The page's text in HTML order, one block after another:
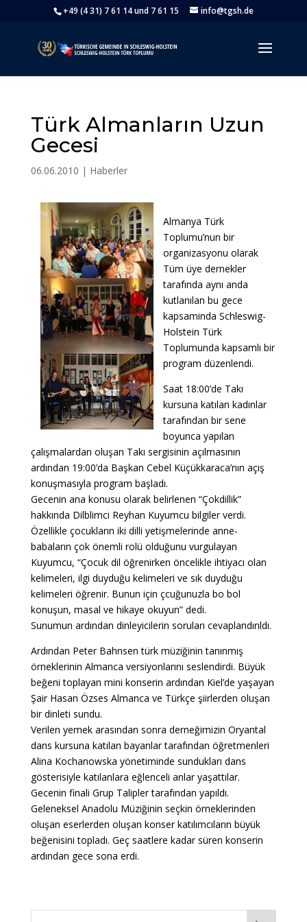
+49 (4 31) 7 61 14 und 7 61 15 info@tgsh.de
Türk Almanların Uzun
Gecesi
06.06.2010 | Haberler
Almanya Türk
Toplumu’nun bir
organizasyonu olarak
Tüm üye dernekler
tarafında aynı anda
kutlanılan bu gece
kapsaminda Schleswig-
Holstein Türk
Toplumunda kapsamlı bir
program düzenlendi.
Saat 18:00’de Takı
kursuna katılan kadınlar
tarafından bir sene
boyunca yapılan
çalışmalardan oluşan Takı sergisinin açılmasının
ardından 19:00’da Başkan Cebel Küçükkaraca’nın açış
konuşmasıyla program başladı.
Gecenin ana konusu olarak belirlenen “Çokdillik”
hakkında Dilblimci Reyhan Kuyumcu bilgiler verdi.
Özellikle çocukların iki dilli yetişmelerinde anne-
babaların çok önemli rolü olduğunu vurgulayan
Kuyumcu, “Çocuk dil öğrenirken öncelikle ihtiyacı olan
kelimeleri, ilgi duyduğu kelimeleri ve sık duyduğu
kelimeleri öğrenir. Bunun için çcuğunuzla bo bol
konuşun, masal ve hikaye okuyun” dedi.
Sunumun ardından dinleyicilerin soruları cevaplandırıldı.
Ardından Peter Bahnsen türk müziğinin tanınmış
örneklerinin Almanca versiyonlarını seslendirdi. Büyük
beğeni toplayan mini konserin ardından Kiel’de yaşayan
Şair Hasan Özses Almanca ve Türkçe şiirlerden oluşan
bir dinleti sundu.
Verilen yemek arasından sonra derneğimizin Oryantal
dans kursuna katılan bayanlar tarafından öğretmenleri
Alina Kochanowska yönetiminde sundukları dans
gösterisiyle katılanlara eğlenceli anlar yaşattılar.
Gecenin finali Grup Talipler tarafından yapıldı.
Geleneksel Anadolu Müziğinin seçkin örneklerinden
oluşan eserlerden oluşan konser katılımcıların büyük
beğenisini topladı. Geç saatlere kadar süren konserin
ardından gece sona erdi.